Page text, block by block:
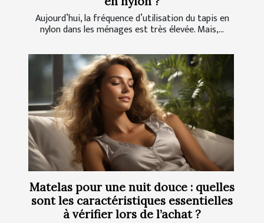
Aujourd’hui, la fréquence d’utilisation du tapis en
nylon dans les ménages est très élevée. Mais,...
Matelas pour une nuit douce : quelles
sont les caractéristiques essentielles
à vérifier lors de l’achat ?